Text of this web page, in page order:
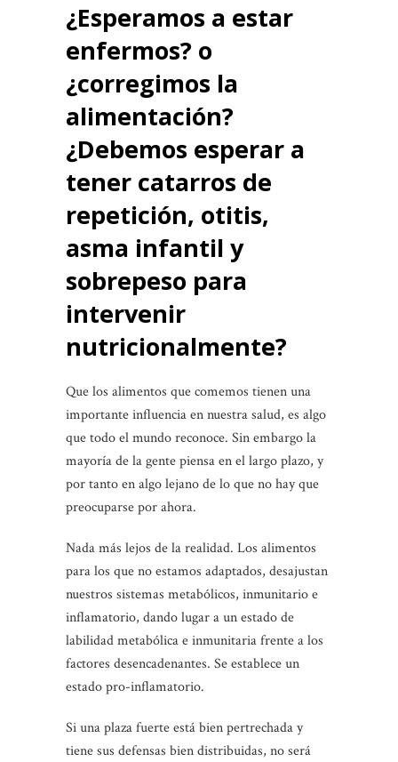
¿Esperamos a estar
enfermos? o
¿corregimos la
alimentación?
¿Debemos esperar a
tener catarros de
repetición, otitis,
asma infantil y
sobrepeso para
intervenir
nutricionalmente?
Que los alimentos que comemos tienen una
importante influencia en nuestra salud, es algo
que todo el mundo reconoce. Sin embargo la
mayoría de la gente piensa en el largo plazo, y
por tanto en algo lejano de lo que no hay que
preocuparse por ahora.
Nada más lejos de la realidad. Los alimentos
para los que no estamos adaptados, desajustan
nuestros sistemas metabólicos, inmunitario e
inflamatorio, dando lugar a un estado de
labilidad metabólica e inmunitaria frente a los
factores desencadenantes. Se establece un
estado pro-inflamatorio.
Si una plaza fuerte está bien pertrechada y
tiene sus defensas bien distribuidas, no será